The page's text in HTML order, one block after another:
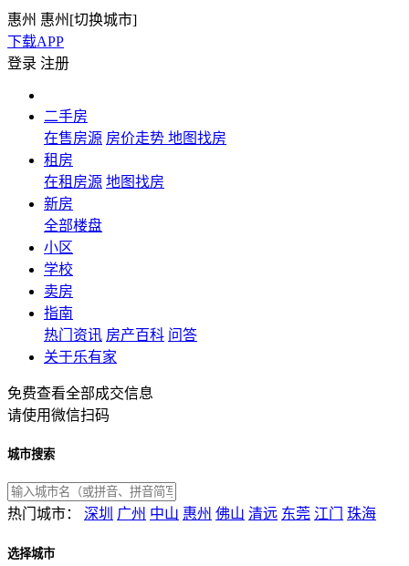
惠州 惠州[切换城市]
下载APP
登录 注册
二手房
在售房源 房价走势 地图找房
租房
在租房源 地图找房
新房
全部楼盘
小区
学校
卖房
指南
热门资讯 房产百科 问答
关于乐有家
免费查看全部成交信息
请使用微信扫码
城市搜索
热门城市： 深圳 广州 中山 惠州 佛山 清远 东莞 江门 珠海
选择城市